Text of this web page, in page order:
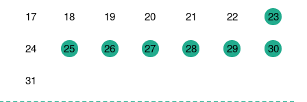
17 18 19 20 21 22 23
24 25 26 27 28 29 30
31